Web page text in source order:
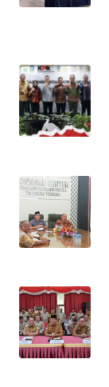
WN
WN
NTB
WN
WN
SULBAR
WN
WN
SUMBAR
WN